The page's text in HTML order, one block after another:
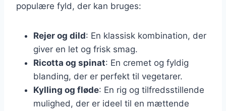
populære fyld, der kan bruges:
Rejer og dild: En klassisk kombination, der
giver en let og frisk smag.
Ricotta og spinat: En cremet og fyldig
blanding, der er perfekt til vegetarer.
Kylling og fløde: En rig og tilfredsstillende
mulighed, der er ideel til en mættende